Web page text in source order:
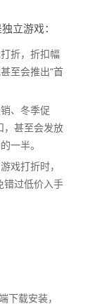
立游戏：
折，折扣幅
至会推出“首
、冬季促
，甚至会发放
一半。
戏打折时，
错过低价入手
下载安装，